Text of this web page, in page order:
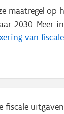
maatregel op
2030. Meer
van fiscale
fiscale